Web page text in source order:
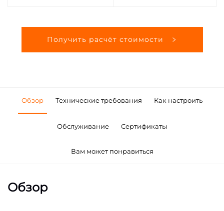
Получить расчёт стоимости
Обзор Технические требования Как настроить
Обслуживание Сертификаты
Вам может понравиться
Обзор